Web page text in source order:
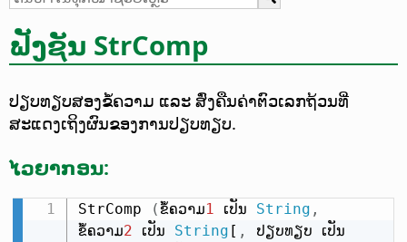
ຟັງຊັນ StrComp
ປຽບທຽບສອງຂໍ້ຄວາມ ແລະ ສົ່ງຄືນຄ່າຕົວເລກຖ້ວນທີ່
ສະແດງເຖິງຜົນຂອງການປຽບທຽບ.
ໄວຍາກອນ:
StrComp (ຂໍ້ຄວາມ1 ເປັນ String ,
ຂໍ້ຄວາມ2 ເປັນ String [ ,